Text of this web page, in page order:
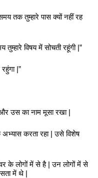
तक तुम्हारे पास क्यों नहीं रह
विषय में सोचती रहूंगी |”
रहुंगा |”
उस का नाम मूसा रखा |
करता रहा | उसे विशेष
के लोगों में से है | उन लोगों में से
में थे |